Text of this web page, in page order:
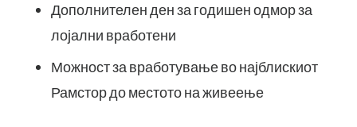
Дополнителен ден за годишен одмор за
лојални вработени
Можност за вработување во најблискиот
Рамстор до местото на живеење